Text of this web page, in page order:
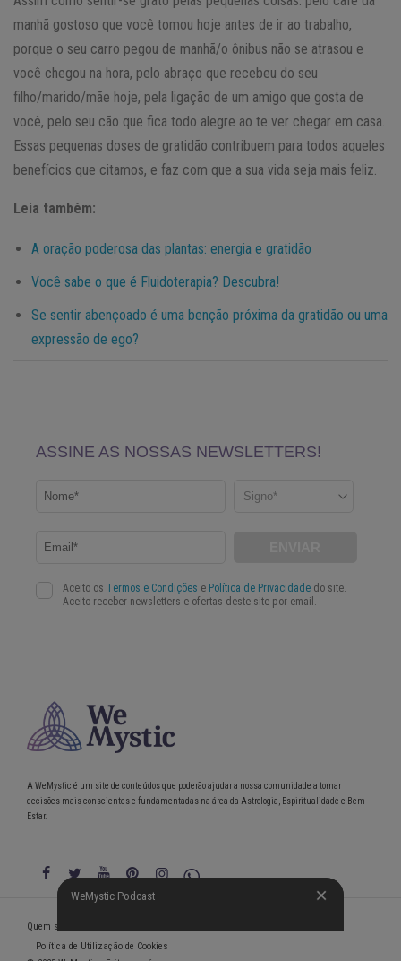
manhã gostoso que você tomou hoje antes de ir ao trabalho,
porque o seu carro pegou de manhã/o ônibus não se atrasou e
você chegou na hora, pelo abraço que recebeu do seu
filho/marido/mãe hoje, pela ligação de um amigo que gosta de
você, pelo seu cão que fica todo alegre ao te ver chegar em casa.
Essas pequenas doses de gratidão contribuem para todos aqueles
benefícios que citamos, e faz com que a sua vida seja mais feliz.
Leia também:
A oração poderosa das plantas: energia e gratidão
Você sabe o que é Fluidoterapia? Descubra!
Se sentir abençoado é uma benção próxima da gratidão ou uma
expressão de ego?
WeMystic Podcast
A WeMystic é um site de conteúdos que poderão ajudar a nossa comunidade a tomar
decisões mais conscientes e fundamentadas na área da Astrologia, Espiritualidade e Bem-
Estar.
WeMystic Podcast
Quem somos
Política de Utilização de Cookies